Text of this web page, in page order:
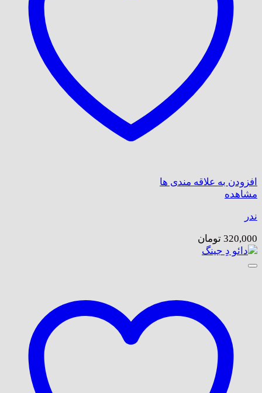
افزودن به علاقه مندی ها
مشاهده
ندر
320,000 تومان